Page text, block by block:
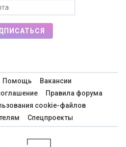
Помощь
Вакансии
Правила форума
cookie-файлов
Спецпроекты